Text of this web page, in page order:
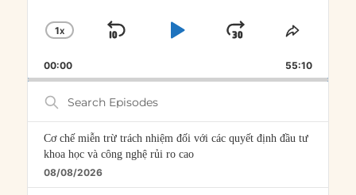
CHANGE
RATE
1X
SKIP
PLAYJUMP
FORWARD
SHARE
00:00 55:10
Search
Episodes
Cơ chế miễn trừ trách nhiệm đối với các quyết định đầu tư
khoa học và công nghệ rủi ro cao
08/08/2026